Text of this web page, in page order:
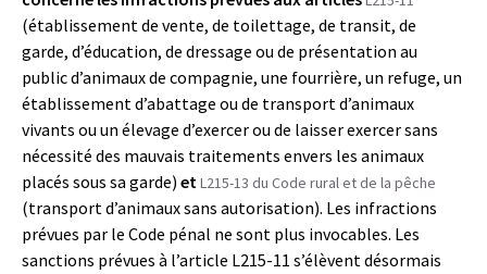
(établissement de vente, de toilettage, de transit, de
garde, d’éducation, de dressage ou de présentation au
public d’animaux de compagnie, une fourrière, un refuge, un
établissement d’abattage ou de transport d’animaux
vivants ou un élevage d’exercer ou de laisser exercer sans
nécessité des mauvais traitements envers les animaux
placés sous sa garde) etL215-13 du Code rural et de la pêche
(transport d’animaux sans autorisation). Les infractions
prévues par le Code pénal ne sont plus invocables. Les
sanctions prévues à l’article L215-11 s’élèvent désormais